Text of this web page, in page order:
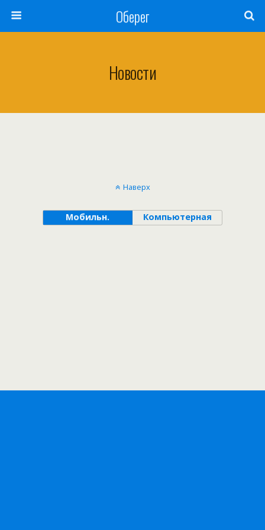
Оберег
Новости
Наверх
Мобильн. Компьютерная